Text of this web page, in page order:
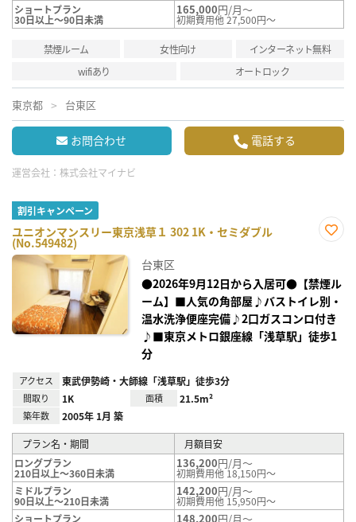
ショートプラン
30日以上～90日未満
165,000円/月～
初期費用他 27,500円～
禁煙ルーム 女性向け
インターネット無料
wifiあり
オートロック
東京都 台東区
お問合わせ 電話する
運営会社： 株式会社マイナビ
割引キャンペーン
ユニオンマンスリー東京浅草１ 302 1K・セミダブル
(No.549482)
録
台東区
●2026年9月12日から入居可●【禁煙ル
ーム】■人気の角部屋♪バストイレ別・
温水洗浄便座完備♪2口ガスコンロ付き
♪■東京メトロ銀座線「浅草駅」徒歩1
分
アクセス 東武伊勢崎・大師線「浅草駅」徒歩3分
間取り 1K 面積 21.5m²
築年数 2005年 1月 築
プラン名・期間
月額目安
ロングプラン
210日以上～360日未満
136,200円/月～
初期費用他 18,150円～
ミドルプラン
90日以上～210日未満
142,200円/月～
初期費用他 15,950円～
ショートプラン
148,200円/月～